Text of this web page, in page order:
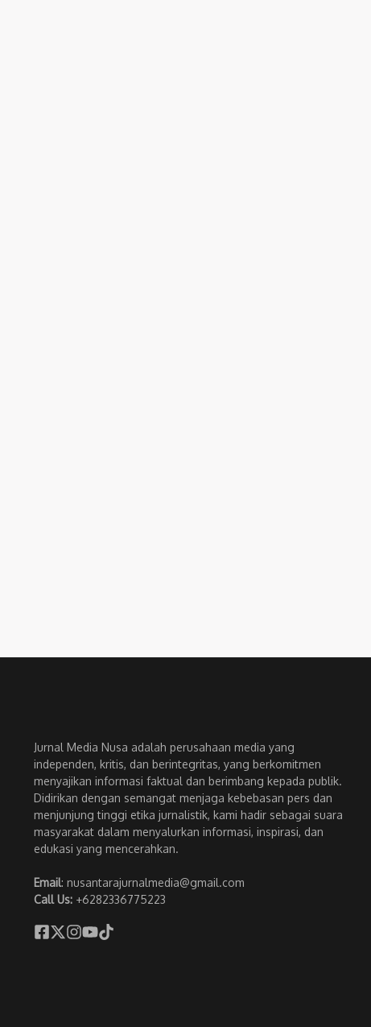
Jurnal Media Nusa adalah perusahaan media yang
independen, kritis, dan berintegritas, yang berkomitmen
menyajikan informasi faktual dan berimbang kepada publik.
Didirikan dengan semangat menjaga kebebasan pers dan
menjunjung tinggi etika jurnalistik, kami hadir sebagai suara
masyarakat dalam menyalurkan informasi, inspirasi, dan
edukasi yang mencerahkan.
Email: nusantarajurnalmedia@gmail.com
Call Us: +6282336775223